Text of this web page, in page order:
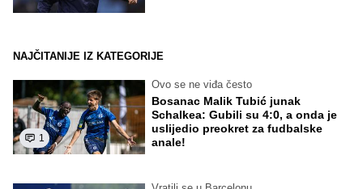
NAJČITANIJE IZ KATEGORIJE
1
Ovo se ne viđa često
Bosanac Malik Tubić junak
Schalkea: Gubili su 4:0, a onda je
uslijedio preokret za fudbalske
anale!